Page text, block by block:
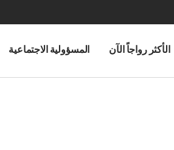
الأكثر رواجاً الآن المسؤولية الاجتماعية